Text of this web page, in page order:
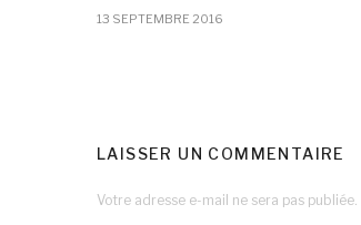
13 SEPTEMBRE 2016
LAISSER UN COMMENTAIRE
Votre adresse e-mail ne sera pas publiée.